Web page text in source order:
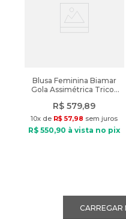
Blusa Feminina Biamar
Gola Assimétrica Tricot
R$ 579,89
10x de R$ 57,98 sem juros
R$ 550,90 à vista no pix